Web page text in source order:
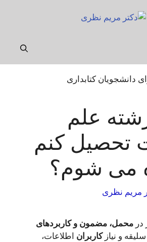
علم
تحصیل کنم
می شوم؟
مریم نظری
در محمل، مضمون و کاربردهای
و نیازکاربران اطلاعات،